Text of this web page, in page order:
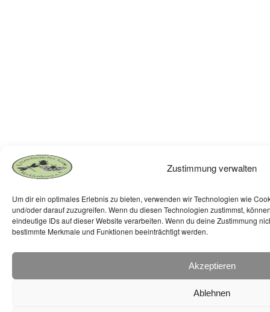
Zustimmung verwalten
Um dir ein optimales Erlebnis zu bieten, verwenden wir Technologien wie
und/oder darauf zuzugreifen. Wenn du diesen Technologien zustimmst,
eindeutige IDs auf dieser Website verarbeiten. Wenn du deine Zustimmung
bestimmte Merkmale und Funktionen beeinträchtigt werden.
Akzeptieren
Ablehnen